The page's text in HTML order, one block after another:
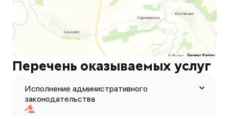
Перечень оказываемых услуг
Исполнение административного
законодательства